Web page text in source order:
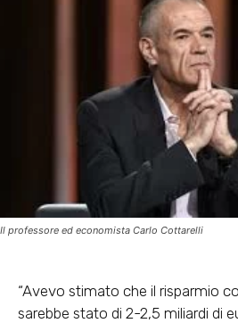
Il professore ed economista Carlo Cottarelli
“Avevo stimato che il risparmio
sarebbe stato di 2-2,5 miliardi di